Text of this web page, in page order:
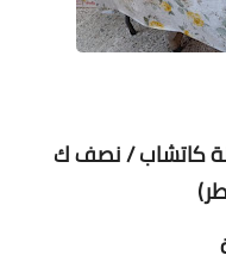
سجق / قنينة كاتشاب / نصف ك